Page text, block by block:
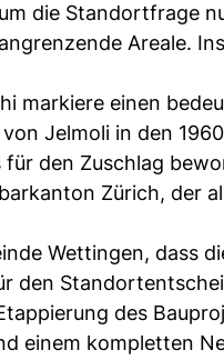
die Standortfrage
Areale.
markiere einen
Jelmoli in den
den Zuschlag
Zürich, der
Wettingen, dass
den
des
einem kompletten